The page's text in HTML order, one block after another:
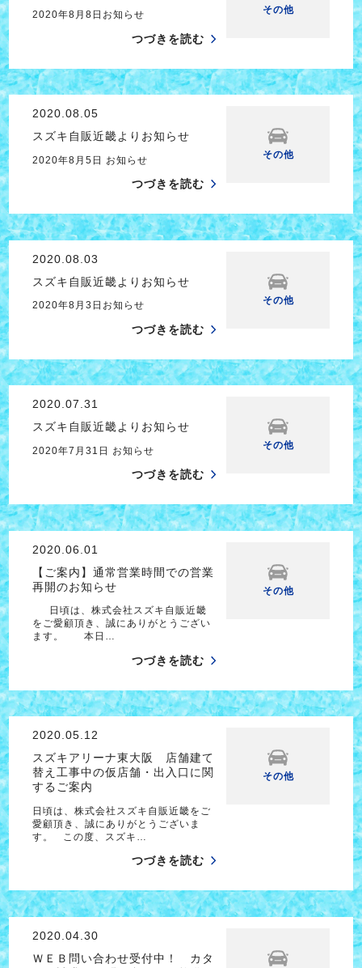
2020年8月8日お知らせ
つづきを読む
その他
2020.08.05
スズキ自販近畿よりお知らせ
2020年8月5日 お知らせ
つづきを読む
その他
2020.08.03
スズキ自販近畿よりお知らせ
2020年8月3日お知らせ
つづきを読む
その他
2020.07.31
スズキ自販近畿よりお知らせ
2020年7月31日 お知らせ
つづきを読む
その他
2020.06.01
【ご案内】通常営業時間での営業
再開のお知らせ
日頃は、株式会社スズキ自販近畿
をご愛顧頂き、誠にありがとうござい
ます。 本日…
つづきを読む
その他
2020.05.12
スズキアリーナ東大阪 店舗建て
替え工事中の仮店舗・出入口に関
するご案内
日頃は、株式会社スズキ自販近畿をご
愛顧頂き、誠にありがとうございま
す。 この度、スズキ…
つづきを読む
その他
2020.04.30
ＷＥＢ問い合わせ受付中！ カタ